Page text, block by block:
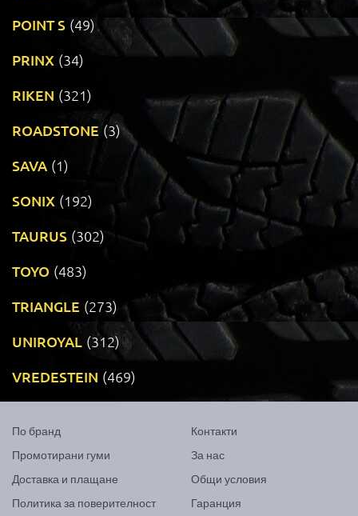
POINT S (49)
PRINX (34)
RIKEN (321)
ROADSTONE (3)
SAVA (1)
SONIX (192)
TAURUS (302)
TOYO (483)
TRIANGLE (273)
UNIROYAL (312)
VREDESTEIN (469)
По бранд
Промотирани гуми
Доставка и плащане
Политика за поверителност
Контакти
За нас
Общи условия
Гаранция